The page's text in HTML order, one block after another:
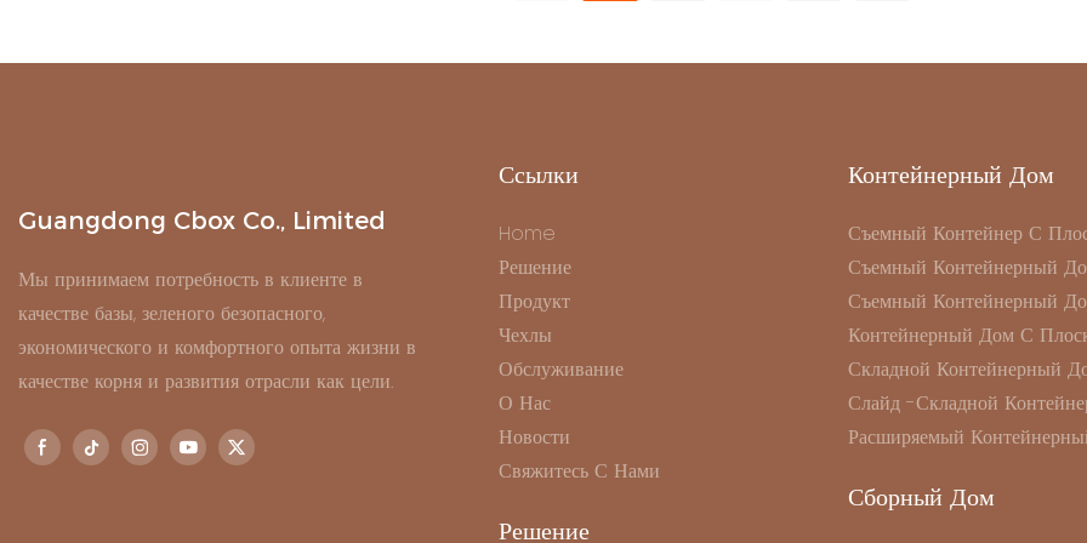
Guangdong Cbox Co., Limited
Мы принимаем потребность в клиенте в
качестве базы, зеленого безопасного,
экономического и комфортного опыта жизни в
качестве корня и развития отрасли как цели.
Ссылки
Home
Решение
Продукт
Чехлы
Обслуживание
О Нас
Новости
Свяжитесь С Нами
Решение
Контейнерный Дом
Съемный Контейнер С
Съемный Контейнерный
Съемный Контейнерный
Контейнерный Дом С
Складной Контейнерный
Слайд -складной
Расширяемый
Сборный Дом